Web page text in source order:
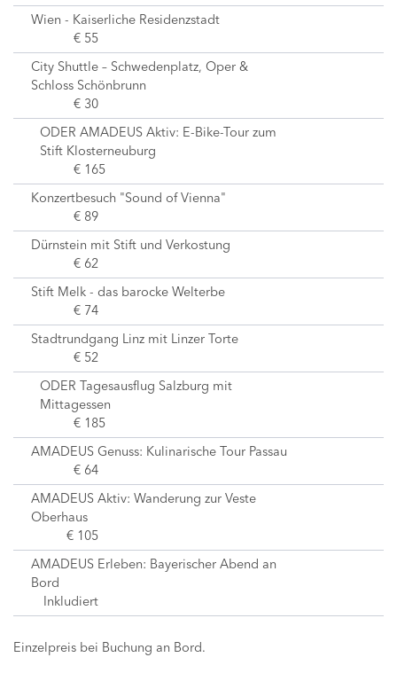
Wien - Kaiserliche Residenzstadt
€ 55
City Shuttle – Schwedenplatz, Oper &
Schloss Schönbrunn
€ 30
ODER AMADEUS Aktiv: E-Bike-Tour zum
Stift Klosterneuburg
€ 165
Konzertbesuch "Sound of Vienna"
€ 89
Dürnstein mit Stift und Verkostung
€ 62
Stift Melk - das barocke Welterbe
€ 74
Stadtrundgang Linz mit Linzer Torte
€ 52
ODER Tagesausflug Salzburg mit
Mittagessen
€ 185
AMADEUS Genuss: Kulinarische Tour Passau
€ 64
AMADEUS Aktiv: Wanderung zur Veste
Oberhaus
€ 105
AMADEUS Erleben: Bayerischer Abend an
Bord
Inkludiert
Einzelpreis bei Buchung an Bord.